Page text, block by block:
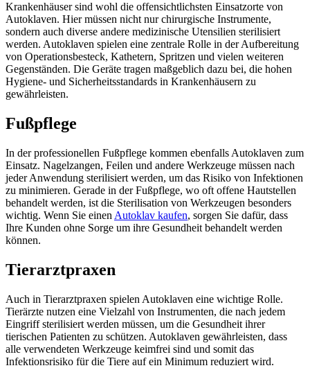
Krankenhäuser sind wohl die offensichtlichsten Einsatzorte von
Autoklaven. Hier müssen nicht nur chirurgische Instrumente,
sondern auch diverse andere medizinische Utensilien sterilisiert
werden. Autoklaven spielen eine zentrale Rolle in der Aufbereitung
von Operationsbesteck, Kathetern, Spritzen und vielen weiteren
Gegenständen. Die Geräte tragen maßgeblich dazu bei, die hohen
Hygiene- und Sicherheitsstandards in Krankenhäusern zu
gewährleisten.
Fußpflege
In der professionellen Fußpflege kommen ebenfalls Autoklaven zum
Einsatz. Nagelzangen, Feilen und andere Werkzeuge müssen nach
jeder Anwendung sterilisiert werden, um das Risiko von Infektionen
zu minimieren. Gerade in der Fußpflege, wo oft offene Hautstellen
behandelt werden, ist die Sterilisation von Werkzeugen besonders
wichtig. Wenn Sie einen Autoklav kaufen, sorgen Sie dafür, dass
Ihre Kunden ohne Sorge um ihre Gesundheit behandelt werden
können.
Tierarztpraxen
Auch in Tierarztpraxen spielen Autoklaven eine wichtige Rolle.
Tierärzte nutzen eine Vielzahl von Instrumenten, die nach jedem
Eingriff sterilisiert werden müssen, um die Gesundheit ihrer
tierischen Patienten zu schützen. Autoklaven gewährleisten, dass
alle verwendeten Werkzeuge keimfrei sind und somit das
Infektionsrisiko für die Tiere auf ein Minimum reduziert wird.